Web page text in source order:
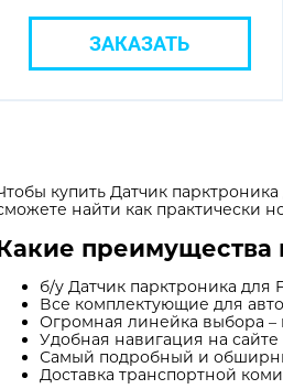
ЗАКАЗАТЬ
купить Датчик
найти как практически
преимущества
б/у Датчик парктроника
Все комплектующие для авто
Огромная линейка выбора
Удобная навигация на
Самый подробный и
Доставка транспортной